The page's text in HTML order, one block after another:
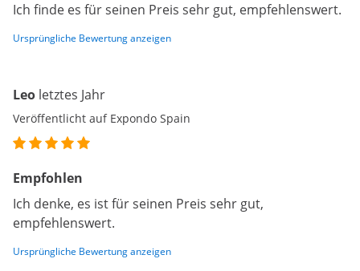
Ich finde es für seinen Preis sehr gut, empfehlenswert.
Ursprüngliche Bewertung anzeigen
Leo letztes Jahr
Veröffentlicht auf Expondo Spain
Empfohlen
Ich denke, es ist für seinen Preis sehr gut,
empfehlenswert.
Ursprüngliche Bewertung anzeigen